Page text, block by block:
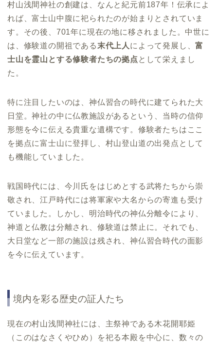
村山浅間神社の創建は、なんと紀元前187年！伝承によ
れば、富士山中腹に祀られたのが始まりとされていま
す。その後、701年に現在の地に移されました。中世に
は、修験道の開祖である末代上人によって発展し、富
士山を霊山とする修験者たちの拠点 として栄えまし
た。
特に注目したいのは、神仏習合の時代に建てられた大
日堂。神社の中に仏教施設があるという、当時の信仰
形態を今に伝える貴重な遺構です。修験者たちはここ
を拠点に富士山に登拝し、村山登山道の出発点として
も機能していました。
戦国時代には、今川氏をはじめとする武将たちから崇
敬され、江戸時代には将軍家や大名からの寄進も受け
ていました。しかし、明治時代の神仏分離令により、
神道と仏教は分離され、修験道は禁止に。それでも、
大日堂など一部の施設は残され、神仏習合時代の面影
を今に伝えています。
境内を彩る歴史の証人たち
現在の村山浅間神社には、主祭神である木花開耶姫
（このはなさくやひめ）を祀る本殿を中心に、数々の